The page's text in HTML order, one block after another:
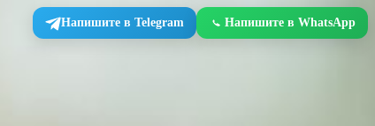
Напишите в Telegram Напишите в WhatsApp